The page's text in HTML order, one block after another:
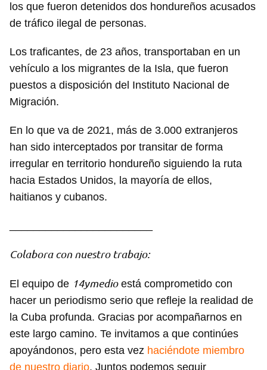
los que fueron detenidos dos hondureños acusados
de tráfico ilegal de personas.
Los traficantes, de 23 años, transportaban en un
vehículo a los migrantes de la Isla, que fueron
puestos a disposición del Instituto Nacional de
Migración.
En lo que va de 2021, más de 3.000 extranjeros
han sido interceptados por transitar de forma
irregular en territorio hondureño siguiendo la ruta
hacia Estados Unidos, la mayoría de ellos,
haitianos y cubanos.
Colabora con nuestro trabajo:
El equipo de 14ymedioestá comprometido con
hacer un periodismo serio que refleje la realidad de
la Cuba profunda. Gracias por acompañarnos en
este largo camino. Te invitamos a que continúes
apoyándonos, pero esta vez haciéndote miembro
de nuestro diario. Juntos podemos seguir